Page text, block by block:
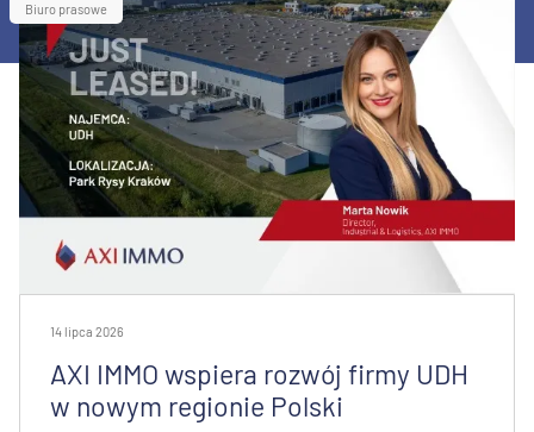
Biuro prasowe
14 lipca 2026
AXI IMMO wspiera rozwój firmy UDH
w nowym regionie Polski